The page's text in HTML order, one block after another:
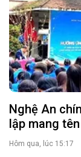
Nghệ An
lập mang
Hôm qua, lúc 15:17